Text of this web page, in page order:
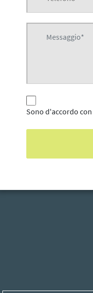
Sono d'accordo con